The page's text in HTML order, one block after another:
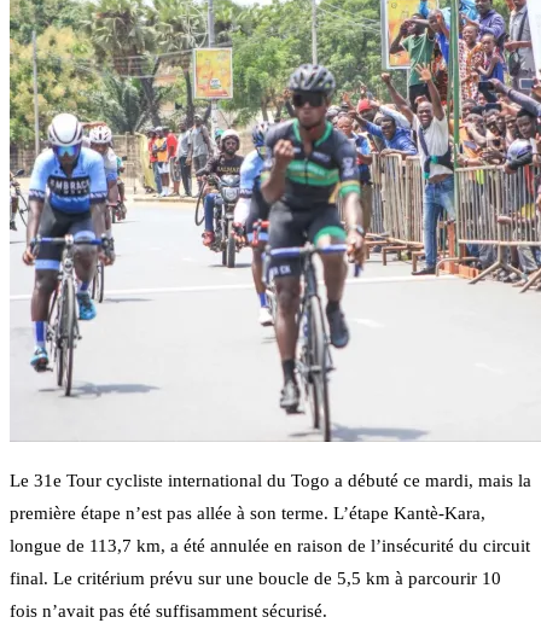
Le 31e Tour cycliste international du Togo a débuté ce mardi, mais la
première étape n’est pas allée à son terme. L’étape Kantè-Kara,
longue de 113,7 km, a été annulée en raison de l’insécurité du circuit
final. Le critérium prévu sur une boucle de 5,5 km à parcourir 10
fois n’avait pas été suffisamment sécurisé.